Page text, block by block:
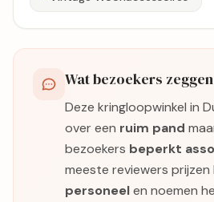
Wat bezoekers zeggen
Deze kringloopwinkel in
over een ruim pand
bezoekers beperkt
meeste reviewers prijzen
personeelen noemen